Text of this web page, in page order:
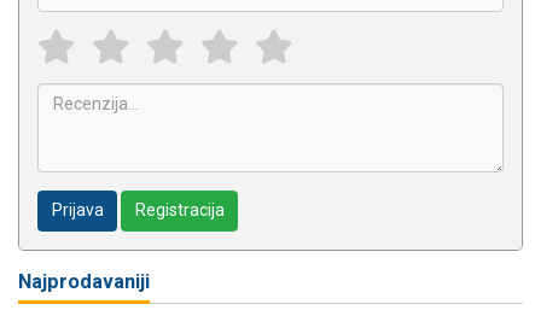
Prijava Registracija
Najprodavaniji